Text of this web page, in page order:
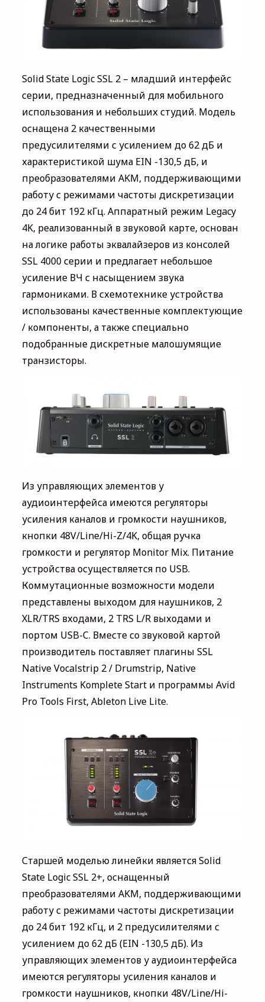
Solid State Logic SSL 2 – младший интерфейс
серии, предназначенный для мобильного
использования и небольших студий. Модель
оснащена 2 качественными
предусилителями с усилением до 62 дБ и
характеристикой шума EIN -130,5 дБ, и
преобразователями AKM, поддерживающими
работу с режимами частоты дискретизации
до 24 бит 192 кГц. Аппаратный режим Legacy
4K, реализованный в звуковой карте, основан
на логике работы эквалайзеров из консолей
SSL 4000 серии и предлагает небольшое
усиление ВЧ с насыщением звука
гармониками. В схемотехнике устройства
использованы качественные комплектующие
/ компоненты, а также специально
подобранные дискретные малошумящие
транзисторы.
Из управляющих элементов у
аудиоинтерфейса имеются регуляторы
усиления каналов и громкости наушников,
кнопки 48V/Line/Hi-Z/4K, общая ручка
громкости и регулятор Monitor Mix. Питание
устройства осуществляется по USB.
Коммутационные возможности модели
представлены выходом для наушников, 2
XLR/TRS входами, 2 TRS L/R выходами и
портом USB-C. Вместе со звуковой картой
производитель поставляет плагины SSL
Native Vocalstrip 2 / Drumstrip, Native
Instruments Komplete Start и программы Avid
Pro Tools First, Ableton Live Lite.
Старшей моделью линейки является Solid
State Logic SSL 2+, оснащенный
преобразователями AKM, поддерживающими
работу с режимами частоты дискретизации
до 24 бит 192 кГц, и 2 предусилителями с
усилением до 62 дБ (EIN -130,5 дБ). Из
управляющих элементов у аудиоинтерфейса
имеются регуляторы усиления каналов и
громкости наушников, кнопки 48V/Line/Hi-